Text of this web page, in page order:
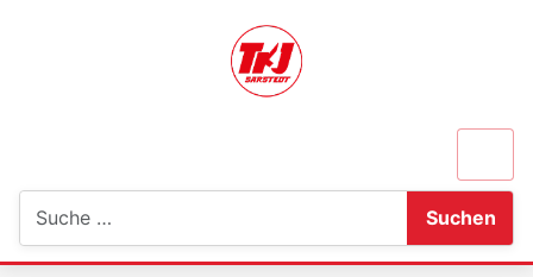
Suchen